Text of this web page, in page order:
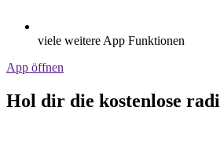
viele weitere App Funktionen
App öffnen
Hol dir die kostenlose